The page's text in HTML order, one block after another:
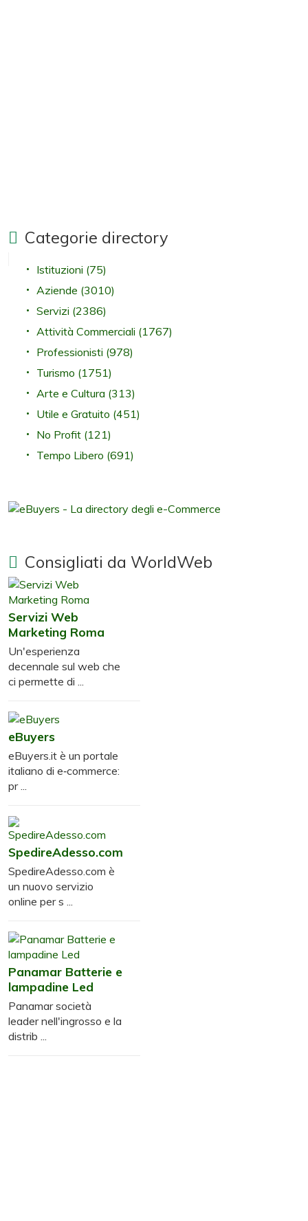
Categorie directory
Istituzioni (75)
Aziende (3010)
Servizi (2386)
Attività Commerciali (1767)
Professionisti (978)
Turismo (1751)
Arte e Cultura (313)
Utile e Gratuito (451)
No Profit (121)
Tempo Libero (691)
Consigliati da WorldWeb
Servizi Web
Marketing Roma
Un'esperienza
decennale sul web che
ci permette di ...
eBuyers
eBuyers.it è un portale
italiano di e‑commerce:
pr ...
SpedireAdesso.com
SpedireAdesso.com è
un nuovo servizio
online per s ...
Panamar Batterie e
lampadine Led
Panamar società
leader nell'ingrosso e la
distrib ...